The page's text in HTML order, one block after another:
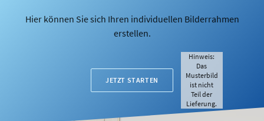
Hier können Sie sich Ihren individuellen Bilderrahmen
erstellen.
JETZT STARTEN
Hinweis:
Das
Musterbild
ist nicht
Teil der
Lieferung.